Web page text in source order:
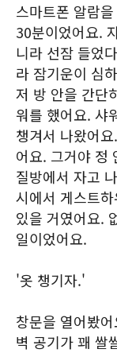
스마트폰 알람
30분이었어요.
니라 선잠 들었
라 잠기운이 심
저 방 안을 간단
워를 했어요. 샤
챙겨서 나왔어
어요. 그거야 정
질방에서 자고
시에서 게스트
있을 거였어요.
일이었어요.
'옷 챙기자.'
창문을 열어봤
벽 공기가 꽤 쌀